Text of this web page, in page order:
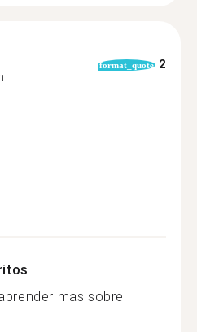
format_quote 2
mas sobre